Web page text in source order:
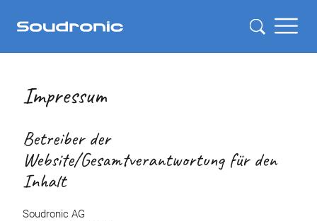
Impressum
Betreiber der
Website/Gesamtverantwortung für den
Inhalt
Soudronic AG